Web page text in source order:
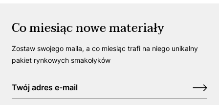
Co miesiąc nowe materiały
Zostaw swojego maila, a co miesiąc trafi na niego unikalny
pakiet rynkowych smakołyków